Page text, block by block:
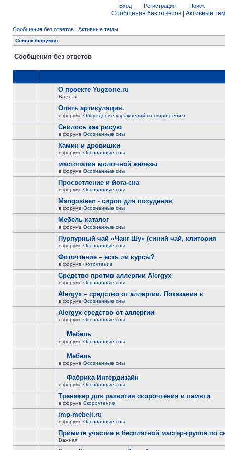
Вход Регистрация Поиск
Сообщения без ответов Активные
Сообщения без ответов | Активные темы
Список форумов
Сообщения без ответов
О проекте Yugzone.ru
Важная
Опять артикуляция.
в форуме Обсуждение упражнений по скорочтению
Снилось как рисую
в форуме Осознанные сны
Камин и дровишки
в форуме Осознанные сны
мастопатия молочной железы
в форуме Осознанные сны
Просветление и йога-сна
в форуме Осознанные сны
Mangosteen - сироп для похудения
в форуме Осознанные сны
Мебель каталог
в форуме Осознанные сны
Пурпурный чай «Чанг Шу» (синий чай, клитория
в форуме Осознанные сны
Фоточтение – есть ли курсы?
в форуме Фоточтение
Cредство против аллергии Alergyx
в форуме Осознанные сны
Alergyx – средство от аллергии. Показания к
в форуме Осознанные сны
Alergyx средство от аллергии
в форуме Осознанные сны
Мебель
в форуме Осознанные сны
Мебель
в форуме Осознанные сны
Фабрика Интердизайн
в форуме Осознанные сны
Тренажер для развития скорочтения и памяти
в форуме Скорочтение
imp-mebeli.ru
в форуме Осознанные сны
Примите участие в бесплатной мастер-группе по
Важная